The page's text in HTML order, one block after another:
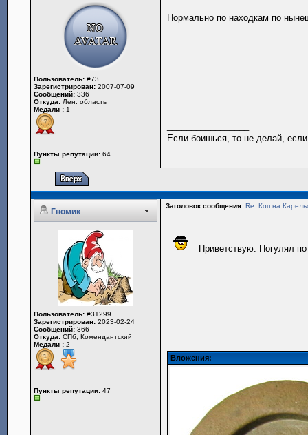
Пользователь: #73
Зарегистрирован: 2007-07-09
Сообщений: 336
Откуда: Лен. область
Медали : 1
Пункты репутации: 64
Нормально по находкам по
Если боишься, то не делай,
Гномик
Заголовок сообщения: Re: Коп на
Пользователь: #31299
Зарегистрирован: 2023-02-24
Сообщений: 366
Откуда: СПб, Комендантский
Медали : 2
Пункты репутации: 47
Приветствую. Погулял
Вложения: